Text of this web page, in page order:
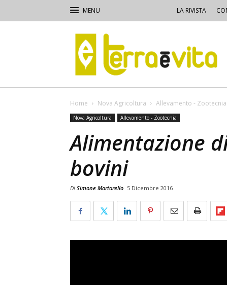
LA RIVISTA
Terra
e
Vita
Home Nova Agricoltura Allevamento - Zootecnia
Nova Agricoltura Allevamento - Zootecnia
Alimentazione
bovini
Di Simone Martarello 5 Dicembre 2016